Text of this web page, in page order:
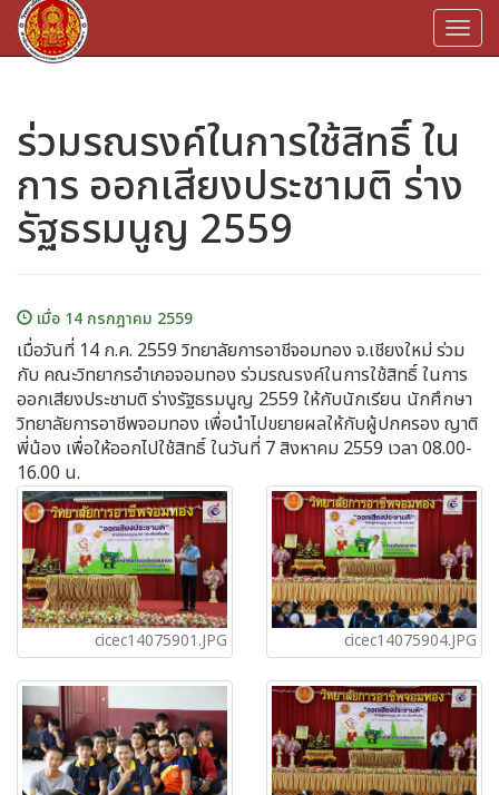
ร่วมรณรงค์ในการใช้สิทธิ์ ใน
การ ออกเสียงประชามติ ร่าง
รัฐธรมนูญ 2559
เมื่อ 14 กรกฎาคม 2559
เมื่อวันที่ 14 ก.ค. 2559 วิทยาลัยการอาชีจอมทอง จ.เชียงใหม่ ร่วม
กับ คณะวิทยากรอำเภอจอมทอง ร่วมรณรงค์ในการใช้สิทธิ์ ในการ
ออกเสียงประชามติ ร่างรัฐธรมนูญ 2559 ให้กับนักเรียน นักศึกษา
วิทยาลัยการอาชีพจอมทอง เพื่อนำไปขยายผลให้กับผู้ปกครอง ญาติ
พี่น้อง เพื่อให้ออกไปใช้สิทธิ์ ในวันที่ 7 สิงหาคม 2559 เวลา 08.00-
16.00 น.
cicec14075901.JPG cicec14075904.JPG